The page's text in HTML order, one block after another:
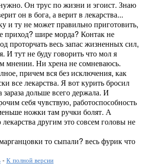
Он трус по жизни и эгоист. Знаю
он в бога, а верит в лекарства...
и ту не может правильно приготовить,
приход? шире морда? Контак не
проторчать весь запас жизненных сил,
И тут не буду говорить что мол я
мнении. Ни хрена не сомневаюсь.
причем вся без исключения, как
все лекарства. Я вот курить бросил
дольше всего держала. И
себя чувствую, работоспособность
ножки там ручки болят. А
лекарства другим это совсем головы не
то сыпали? весь фурик что
- К полной версии